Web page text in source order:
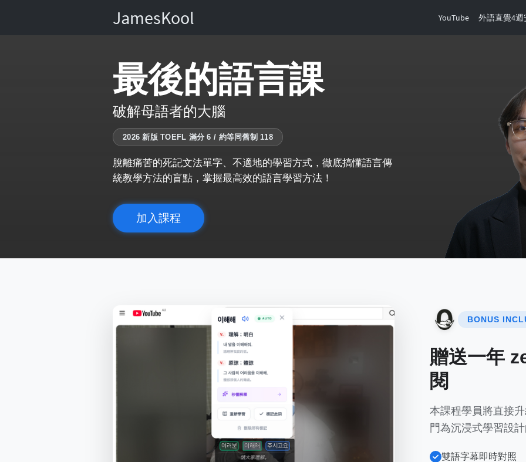
JamesKool YouTube 外語直覺4週
最後的語言課
破解母語者的大腦
2026 新版 TOEFL 滿分 6 / 約等同舊制 118
脫離痛苦的死記文法單字、不適地的學習方式，徹底搞懂語言傳
統教學方法的盲點，掌握最高效的語言學習方法！
加入課程
BONUS
贈送一年
閱
本課程學員將直接
門為沉浸式學習設
雙語字幕即時對照